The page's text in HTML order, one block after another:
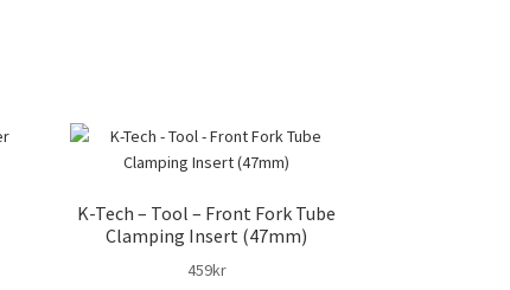
K-Tech – Tool – Front Fork Tube
Clamping Insert (47mm)
459kr